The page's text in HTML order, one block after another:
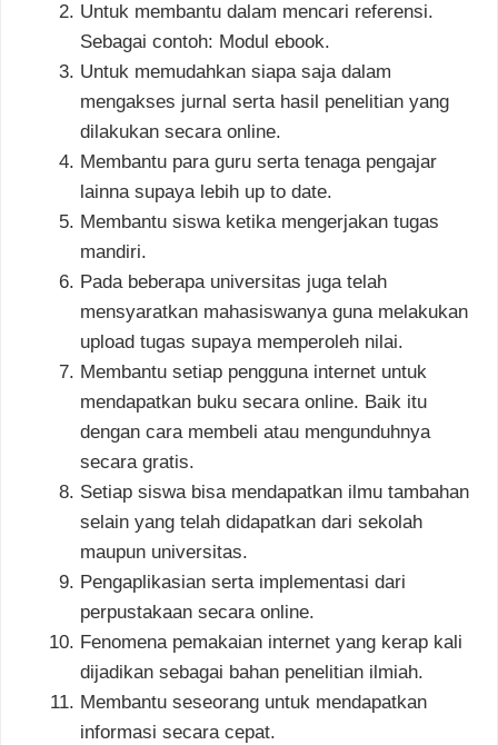
Untuk membantu dalam mencari referensi.
Sebagai contoh: Modul ebook.
Untuk memudahkan siapa saja dalam
mengakses jurnal serta hasil penelitian yang
dilakukan secara online.
Membantu para guru serta tenaga pengajar
lainna supaya lebih up to date.
Membantu siswa ketika mengerjakan tugas
mandiri.
Pada beberapa universitas juga telah
mensyaratkan mahasiswanya guna melakukan
upload tugas supaya memperoleh nilai.
Membantu setiap pengguna internet untuk
mendapatkan buku secara online. Baik itu
dengan cara membeli atau mengunduhnya
secara gratis.
Setiap siswa bisa mendapatkan ilmu tambahan
selain yang telah didapatkan dari sekolah
maupun universitas.
Pengaplikasian serta implementasi dari
perpustakaan secara online.
Fenomena pemakaian internet yang kerap kali
dijadikan sebagai bahan penelitian ilmiah.
Membantu seseorang untuk mendapatkan
informasi secara cepat.